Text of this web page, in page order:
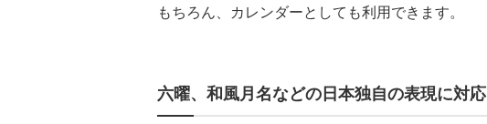
もちろん、カレンダーとしても利用できます。
六曜、和風月名などの日本独自の表現に対応